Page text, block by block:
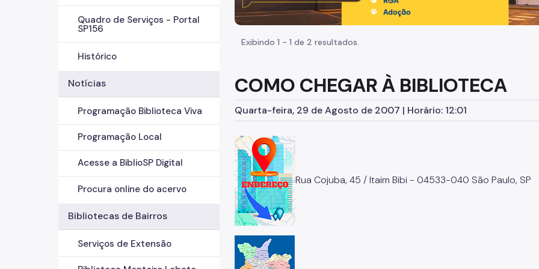
Quadro de Serviços - Portal
SP156
Histórico
Notícias
Programação Biblioteca Viva
Programação Local
Acesse a BiblioSP Digital
Procura online do acervo
Bibliotecas de Bairros
Serviços de Extensão
Exibindo 1 - 1 de 2 resultados.
COMO CHEGAR À BIBLIOTECA
Quarta-feira, 29 de Agosto de 2007 | Horário: 12:01
Rua Cojuba, 45 / Itaim Bibi - 04533-040 São Paulo, SP